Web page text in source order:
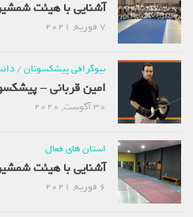
آشنایی با هیئت
7 فوریه, 2021
بیوگرافی پیشکسوتان/
امین قربانی –
30 آگوست, 2020
استان های فعال
آشنایی با هیئت
6 فوریه, 2021